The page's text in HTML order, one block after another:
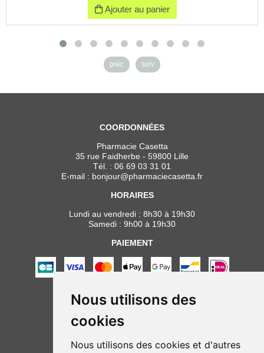
Nous utilisons des
cookies
Nous utilisons des cookies et d'autres
Ajouter au panier
préc suiv
COORDONNÉES
Pharmacie Casetta
35 rue Faidherbe - 59800 Lille
Tél. : 06 69 03 31 01
E-mail : bonjour@pharmaciecasetta.fr
HORAIRES
Lundi au vendredi : 8h30 à 19h30
Samedi : 9h00 à 19h30
PAIEMENT
NOUS SUIVRE